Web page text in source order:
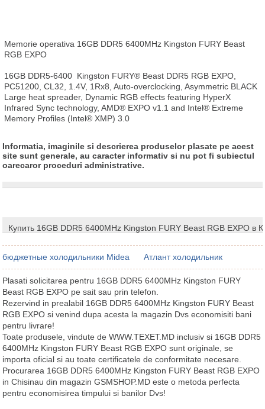
Memorie operativa 16GB DDR5 6400MHz Kingston FURY Beast
RGB EXPO
16GB DDR5-6400  Kingston FURY® Beast DDR5 RGB EXPO,
PC51200, CL32, 1.4V, 1Rx8, Auto-overclocking, Asymmetric BLACK
Large heat spreader, Dynamic RGB effects featuring HyperX
Infrared Sync technology, AMD® EXPO v1.1 and Intel® Extreme
Memory Profiles (Intel® XMP) 3.0
Informatia, imaginile si descrierea produselor plasate pe acest
site sunt generale, au caracter informativ si nu pot fi subiectul
oarecaror proceduri administrative.
Купить 16GB DDR5 6400MHz Kingston FURY Beast RGB EXPO в
бюджетные холодильники Midea Атлант холодильник
Plasati solicitarea pentru 16GB DDR5 6400MHz Kingston FURY
Beast RGB EXPO pe sait sau prin telefon.
Rezervind in prealabil 16GB DDR5 6400MHz Kingston FURY Beast
RGB EXPO si venind dupa acesta la magazin Dvs economisiti bani
pentru livrare!
Toate produsele, vindute de WWW.TEXET.MD inclusiv si 16GB DDR5
6400MHz Kingston FURY Beast RGB EXPO sunt originale, se
importa oficial si au toate certificatele de conformitate necesare.
Procurarea 16GB DDR5 6400MHz Kingston FURY Beast RGB EXPO
in Chisinau din magazin GSMSHOP.MD este o metoda perfecta
pentru economisirea timpului si banilor Dvs!